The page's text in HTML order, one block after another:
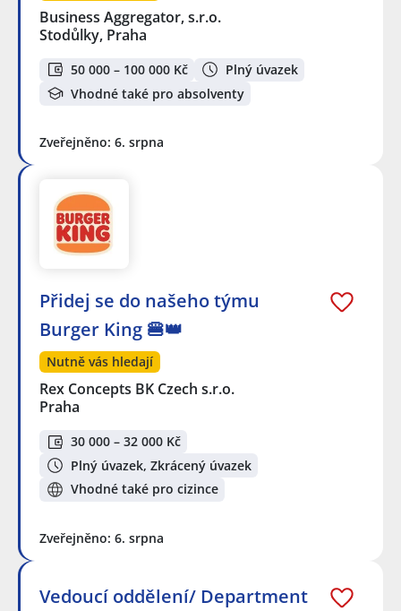
Business Aggregator, s.r.o.
Stodůlky, Praha
50 000 – 100 000 Kč
Plný úvazek
Vhodné také pro absolventy
Zveřejněno: 6. srpna
Přidej se do našeho týmu
Burger King 🍔👑
Nutně vás hledají
Rex Concepts BK Czech s.r.o.
Praha
30 000 – 32 000 Kč
Plný úvazek, Zkrácený úvazek
Vhodné také pro cizince
Zveřejněno: 6. srpna
Vedoucí oddělení/ Department